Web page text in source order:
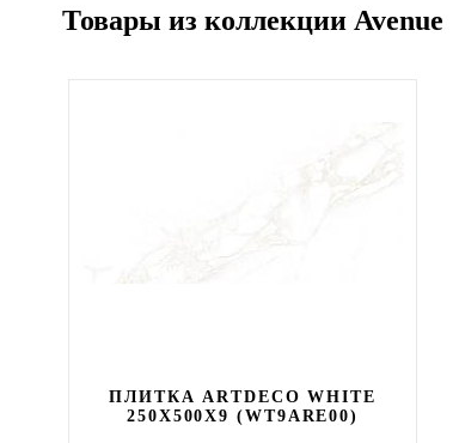
Товары из коллекции Avenue
ПЛИТКА ARTDECO WHITE
250X500X9 (WT9ARE00)